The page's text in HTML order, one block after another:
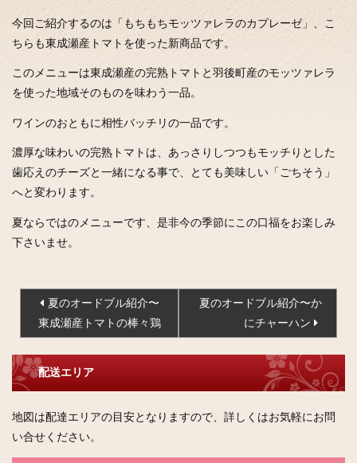
今回ご紹介するのは「もちもちモッツァレラのカプレーゼ」、こ
ちらも東成瀬産トマトを使った新商品です。
このメニューは東成瀬産の完熟トマトと羽後町産のモッツァレラ
を使った地域そのものを味わう一品。
ワインのおともに相性バッチリの一品です。
濃厚な味わいの完熟トマトは、あっさりしつつもモッチりとした
歯応えのチーズと一緒になる事で、とても美味しい「ごちそう」
へと変わります。
夏ならではのメニューです、是非今の季節にこの口福をお楽しみ
下さいませ。
投
ナ
ビ
ゲ
シ
ョ
夏のオードブル紹介〜
東成瀬産トマトの棒々鶏
夏のオードブル紹介〜か
にチャーハン
配送エリア
地図は配達エリアの目安となりますので、詳しくはお気軽にお問
い合せください。